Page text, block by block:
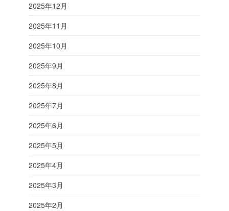
2025年12月
2025年11月
2025年10月
2025年9月
2025年8月
2025年7月
2025年6月
2025年5月
2025年4月
2025年3月
2025年2月